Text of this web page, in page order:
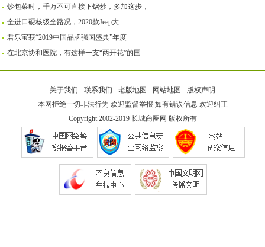
炒包菜时，千万不可直接下锅炒，多加这步，
全进口硬核级全路况，2020款Jeep大
君乐宝获“2019中国品牌强国盛典”年度
在北京协和医院，有这样一支“两开花”的国
关于我们 - 联系我们 - 老版地图 - 网站地图 - 版权声明
本网拒绝一切非法行为 欢迎监督举报 如有错误信息 欢迎纠正
Copyright 2002-2019 长城商圈网 版权所有